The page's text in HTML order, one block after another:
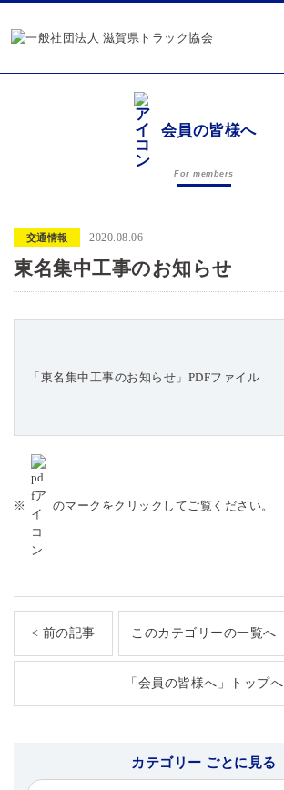
会員の皆様へ
For members
交通情報 2020.08.06
東名集中工事のお知らせ
「東名集中工事のお知らせ」PDFファイル
※ のマークをクリックしてご覧ください。
< 前の記事 このカテゴリーの一覧へ
「会員の皆様へ」トップへ
カテゴリー ごとに見る